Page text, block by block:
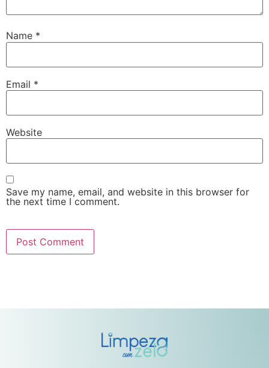
Name *
Email *
Website
Save my name, email, and website in this browser for
the next time I comment.